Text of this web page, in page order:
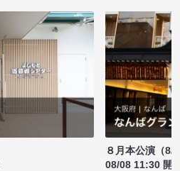
８月本公演（8/
08/08 11:30 開